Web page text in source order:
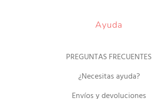
Ayuda
PREGUNTAS FRECUENTES
¿Necesitas ayuda?
Envíos y devoluciones